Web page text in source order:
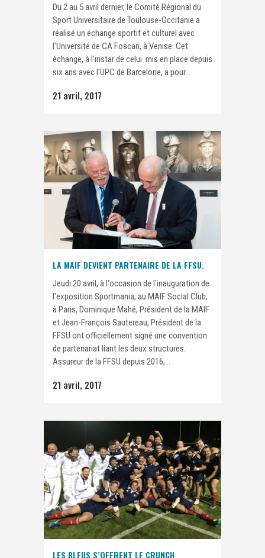
Du 2 au 5 avril dernier, le Comité Régional du
Sport Universitaire de Toulouse-Occitanie a
réalisé un échange sportif et culturel avec
l'Université de CA Foscari, à Venise. Cet
échange, à l'instar de celui mis en place depuis
six ans avec l'UPC de Barcelone, a pour...
21 avril, 2017
LA MAIF DEVIENT PARTENAIRE DE LA FFSU.
Jeudi 20 avril, à l'occasion de l'inauguration de
l'exposition Sportmania, au MAIF Social Club,
à Paris, Dominique Mahé, Président de la MAIF
et Jean-François Sautereau, Président de la
FFSU ont officiellement signé une convention
de partenariat liant les deux structures.
Assureur de la FFSU depuis 2016,...
21 avril, 2017
LES BLEUS S’OFFRENT LE CRUNCH